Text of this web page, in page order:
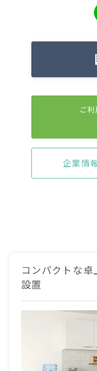
コンパクトな卓
設置
ご
企業情